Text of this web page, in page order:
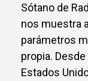
Sótano de
nos muestra
parámetros
propia.
Estados